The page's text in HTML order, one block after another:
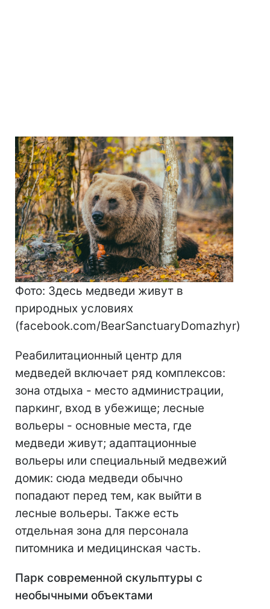
Фото: Здесь медведи живут в
природных условиях
(facebook.com/BearSanctuaryDomazhyr)
Реабилитационный центр для
медведей включает ряд комплексов:
зона отдыха - место администрации,
паркинг, вход в убежище; лесные
вольеры - основные места, где
медведи живут; адаптационные
вольеры или специальный медвежий
домик: сюда медведи обычно
попадают перед тем, как выйти в
лесные вольеры. Также есть
отдельная зона для персонала
питомника и медицинская часть.
Парк современной скульптуры с
необычными объектами